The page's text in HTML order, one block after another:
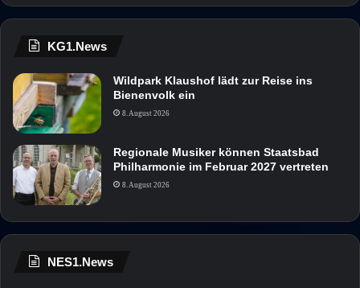
KG1.News
Wildpark Klaushof lädt zur Reise ins
Bienenvolk ein
8. August 2026
Regionale Musiker können Staatsbad
Philharmonie im Februar 2027 vertreten
8. August 2026
NES1.News